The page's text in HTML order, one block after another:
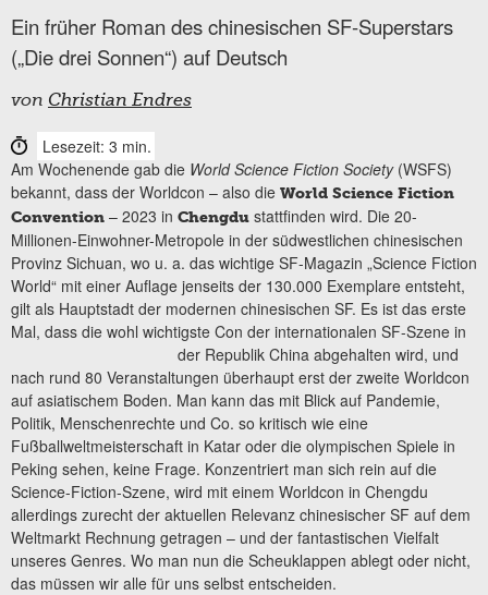
Ein früher Roman des chinesischen SF-Superstars
(„Die drei Sonnen“) auf Deutsch
von Christian Endres
Lesezeit: 3 min.
Am Wochenende gab die World Science Fiction Society(WSFS)
bekannt, dass der Worldcon – also die World Science Fiction
Convention – 2023 in Chengdu stattfinden wird. Die 20-
Millionen-Einwohner-Metropole in der südwestlichen chinesischen
Provinz Sichuan, wo u. a. das wichtige SF-Magazin „Science Fiction
World“ mit einer Auflage jenseits der 130.000 Exemplare entsteht,
gilt als Hauptstadt der modernen chinesischen SF. Es ist das erste
Mal, dass die wohl wichtigste Con der internationalen SF-Szene in
der Republik China abgehalten wird, und
nach rund 80 Veranstaltungen überhaupt erst der zweite Worldcon
auf asiatischem Boden. Man kann das mit Blick auf Pandemie,
Politik, Menschenrechte und Co. so kritisch wie eine
Fußballweltmeisterschaft in Katar oder die olympischen Spiele in
Peking sehen, keine Frage. Konzentriert man sich rein auf die
Science-Fiction-Szene, wird mit einem Worldcon in Chengdu
allerdings zurecht der aktuellen Relevanz chinesischer SF auf dem
Weltmarkt Rechnung getragen – und der fantastischen Vielfalt
unseres Genres. Wo man nun die Scheuklappen ablegt oder nicht,
das müssen wir alle für uns selbst entscheiden.